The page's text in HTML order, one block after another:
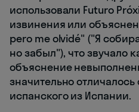
использовали Futuro
извинения или
pero me olvidé" ("Я
но забыл"), что звучало
объяснение
значительно
испанского из Испании.